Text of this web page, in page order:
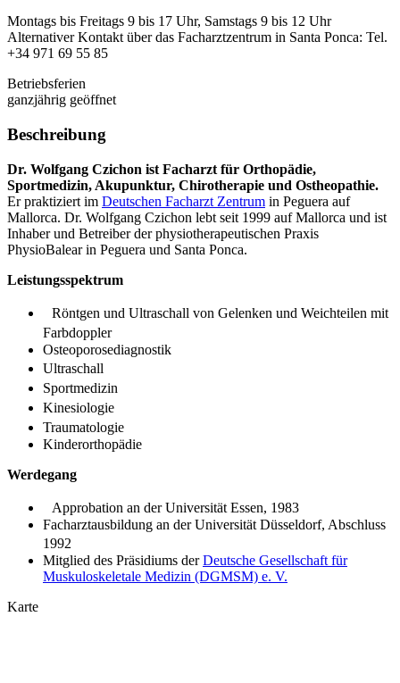
Montags bis Freitags 9 bis 17 Uhr, Samstags 9 bis 12 Uhr
Alternativer Kontakt über das Facharztzentrum in Santa Ponca: Tel.
+34 971 69 55 85
Betriebsferien
ganzjährig geöffnet
Beschreibung
Dr. Wolfgang Czichon ist Facharzt für Orthopädie,
Sportmedizin, Akupunktur, Chirotherapie und Ostheopathie.
Er praktiziert im Deutschen Facharzt Zentrum in Peguera auf
Mallorca. Dr. Wolfgang Czichon lebt seit 1999 auf Mallorca und ist
Inhaber und Betreiber der physiotherapeutischen Praxis
PhysioBalear in Peguera und Santa Ponca.
Leistungsspektrum
Röntgen und Ultraschall von Gelenken und Weichteilen mit
Farbdoppler
Osteoporosediagnostik
Ultraschall
Sportmedizin
Kinesiologie
Traumatologie
Kinderorthopädie
Werdegang
Approbation an der Universität Essen, 1983
Facharztausbildung an der Universität Düsseldorf, Abschluss
1992
Mitglied des Präsidiums derDeutsche Gesellschaft für
Muskuloskeletale Medizin (DGMSM) e. V.
Karte